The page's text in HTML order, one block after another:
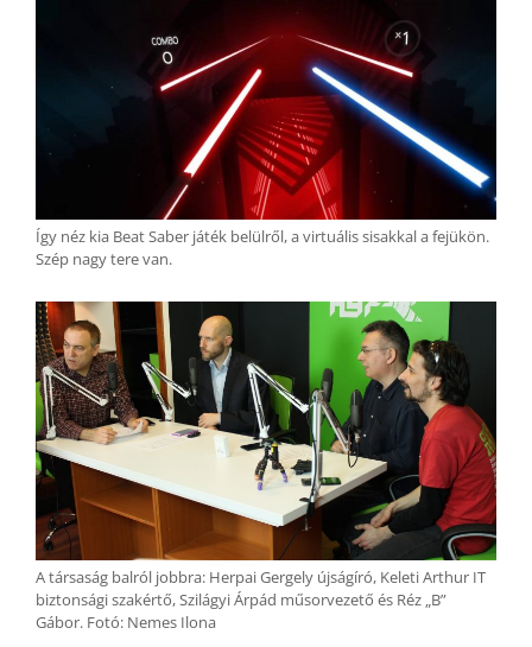
Így néz kia Beat Saber játék belülről, a virtuális sisakkal a fejükön.
Szép nagy tere van.
A társaság balról jobbra: Herpai Gergely újságíró, Keleti Arthur IT
biztonsági szakértő, Szilágyi Árpád műsorvezető és Réz „B”
Gábor. Fotó: Nemes Ilona